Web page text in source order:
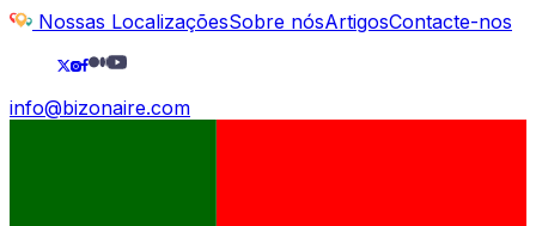
Nossas LocalizaçõesSobre nósArtigosContacte-nos
info@bizonaire.com